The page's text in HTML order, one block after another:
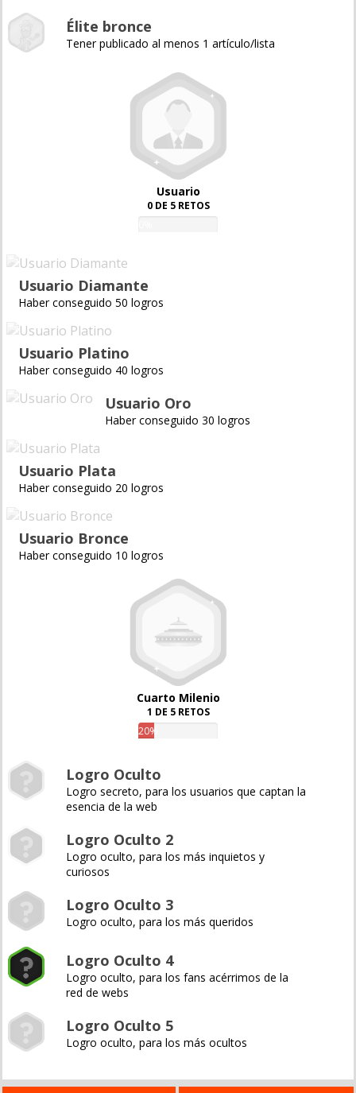
Élite bronce
Tener publicado al menos 1 artículo/lista
Usuario
0 DE 5 RETOS
Usuario Diamante
Haber conseguido 50 logros
Usuario Platino
Haber conseguido 40 logros
Usuario Oro
Haber conseguido 30 logros
Usuario Plata
Haber conseguido 20 logros
Usuario Bronce
Haber conseguido 10 logros
Cuarto Milenio
1 DE 5 RETOS
20%
Logro Oculto
Logro secreto, para los usuarios que captan la
esencia de la web
Logro Oculto 2
Logro oculto, para los más inquietos y
curiosos
Logro Oculto 3
Logro oculto, para los más queridos
Logro Oculto 4
Logro oculto, para los fans acérrimos de la
red de webs
Logro Oculto 5
Logro oculto, para los más ocultos